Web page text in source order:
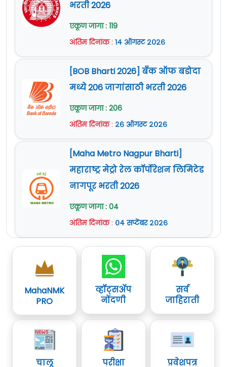
भरती 2026
एकूण जागा : 119
अंतिम दिनांक : १४ ऑगस्ट २०२६
[BOB Bharti 2026] बँक ऑफ बडोदा
मध्ये 206 जागांसाठी भरती 2026
एकूण जागा : 206
अंतिम दिनांक : २६ ऑगस्ट २०२६
[Maha Metro Nagpur Bharti]
महाराष्ट्र मेट्रो रेल कॉर्पोरेशन लिमिटेड
नागपूर भरती 2026
एकूण जागा : 04
अंतिम दिनांक : ०४ सप्टेंबर २०२६
MahaNMK
PRO
व्हॉट्सॲप
नोंदणी
सर्व
जाहिराती